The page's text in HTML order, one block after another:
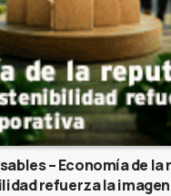
– Economía de
refuerza la